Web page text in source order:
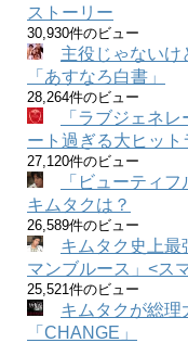
ストーリー
30,930件のビュー
主役じゃないけ
「あすなろ白書」
28,264件のビュー
「ラブジェネ
ート過ぎる大ヒット
27,120件のビュー
「ビューティ
キムタクは？
26,589件のビュー
キムタク史上最
マンブルース」<ス
25,521件のビュー
キムタクが総理
「CHANGE」